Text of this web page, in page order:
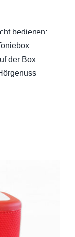
bedienen:
der Box